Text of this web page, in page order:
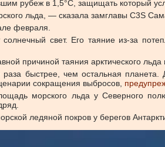
рубеж в 1,5°C, защищать который
льда, — сказала замглавы C3S
февраля.
свет. Его таяние из-за
причиной таяния арктического
быстрее, чем остальная
сокращения выбросов,
морского льда у Северного
ледяной покров у берегов